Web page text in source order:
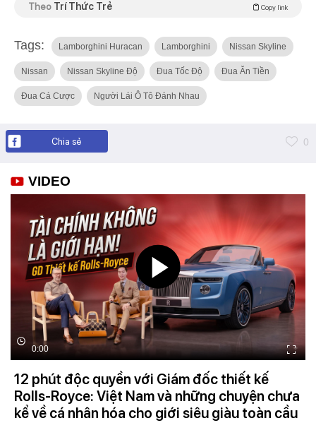
Theo Trí Thức Trẻ Copy link
Tags: Lamborghini Huracan Lamborghini Nissan Skyline
Nissan Nissan Skyline Độ Đua Tốc Độ Đua Ăn Tiền
Đua Cá Cược Người Lái Ô Tô Đánh Nhau
Chia sẻ 0
VIDEO
0:00
12 phút độc quyền với Giám đốc thiết kế
Rolls-Royce: Việt Nam và những chuyện chưa
kể về cá nhân hóa cho giới siêu giàu toàn cầu